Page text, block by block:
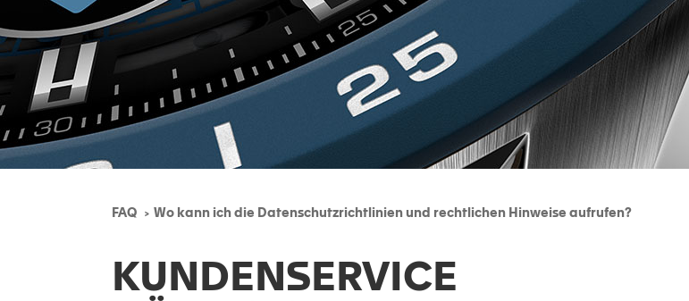
FAQ Wo kann ich die Datenschutzrichtlinien und rechtlichen Hinweise aufrufen?
KUNDENSERVICE